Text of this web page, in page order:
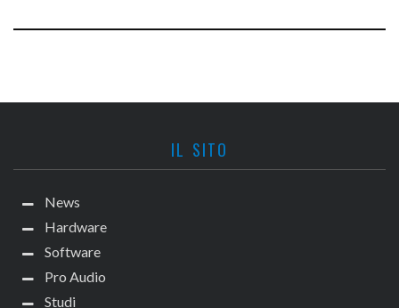
IL SITO
News
Hardware
Software
Pro Audio
Studi